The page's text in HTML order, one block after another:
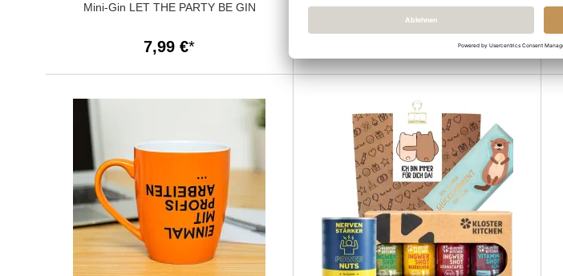
Mini-Gin LET THE PARTY BE GIN
7,99 €
Cancake – Kuchen in der Dose „Happy
Birthday“ (Creme Kaffee)